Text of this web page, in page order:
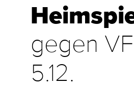
gegen
5.12.